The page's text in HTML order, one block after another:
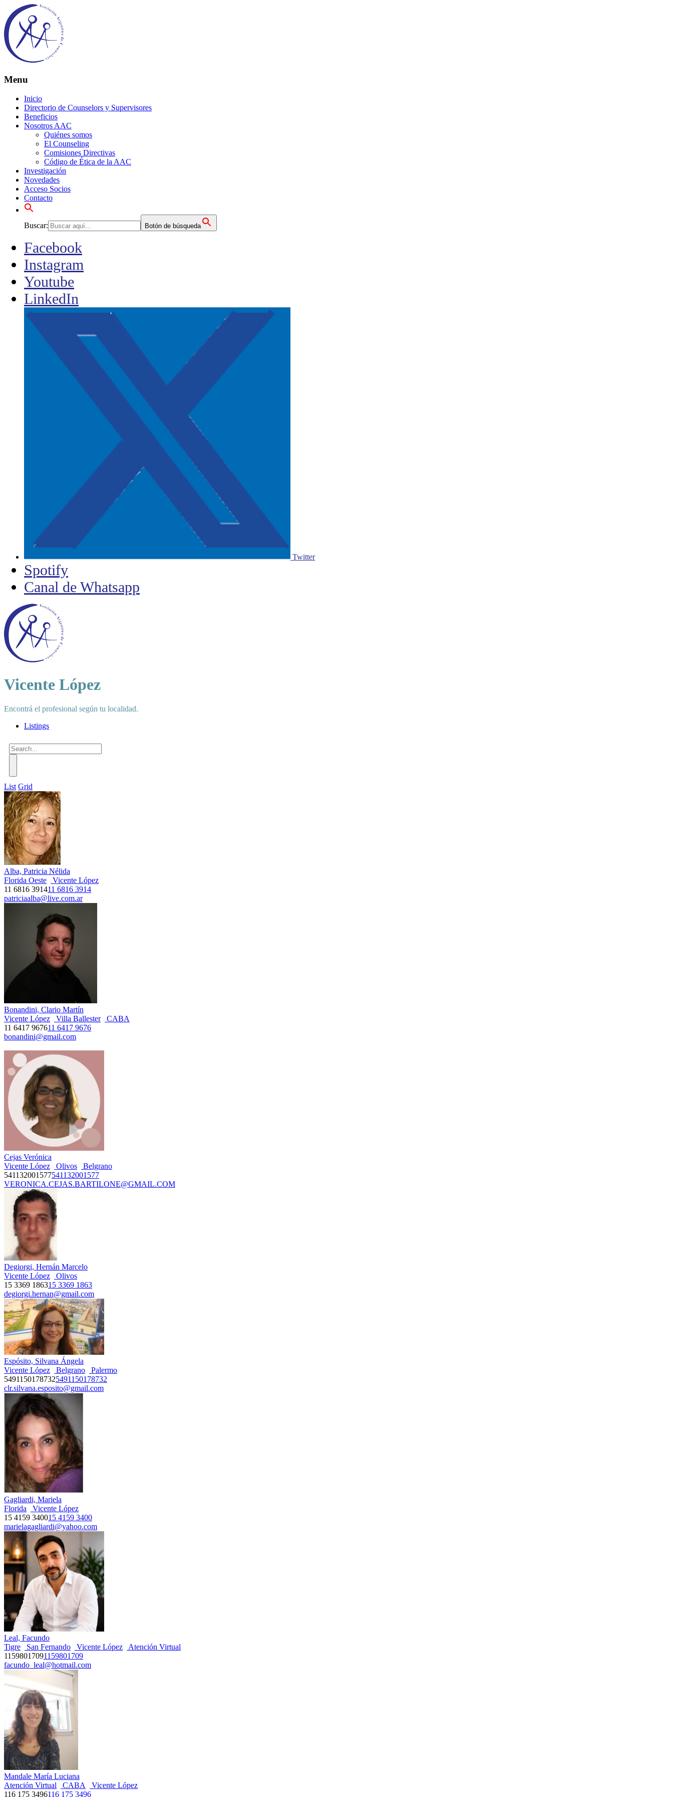
Menu
Inicio
Directorio de Counselors y Supervisores
Beneficios
Nosotros AAC
Quiénes somos
El Counseling
Comisiones Directivas
Código de Ética de la AAC
Investigación
Novedades
Acceso Socios
Contacto
Buscar: Botón de búsqueda
Facebook
Instagram
Youtube
LinkedIn
Twitter
Spotify
Canal de Whatsapp
Vicente López
Encontrá el profesional según tu localidad.
Listings
List Grid
Alba, Patricia Nélida
Florida Oeste
Vicente López
11 6816 391411 6816 3914
patriciaalba@live.com.ar
Bonandini, Clario Martín
Vicente López
Villa Ballester
CABA
11 6417 967611 6417 9676
bonandini@gmail.com
Cejas Verónica
Vicente López
Olivos
Belgrano
541132001577541132001577
VERONICA.CEJAS.BARTILONE@GMAIL.COM
Degiorgi, Hernán Marcelo
Vicente López
Olivos
15 3369 186315 3369 1863
degiorgi.hernan@gmail.com
Espósito, Silvana Ángela
Vicente López
Belgrano
Palermo
54911501787325491150178732
clr.silvana.esposito@gmail.com
Gagliardi, Mariela
Florida
Vicente López
15 4159 340015 4159 3400
marielagagliardi@yahoo.com
Leal, Facundo
Tigre
San Fernando Vicente López
Atención Virtual
11598017091159801709
facundo_leal@hotmail.com
Mandale María Luciana
Atención Virtual
CABA
Vicente López
116 175 3496116 175 3496